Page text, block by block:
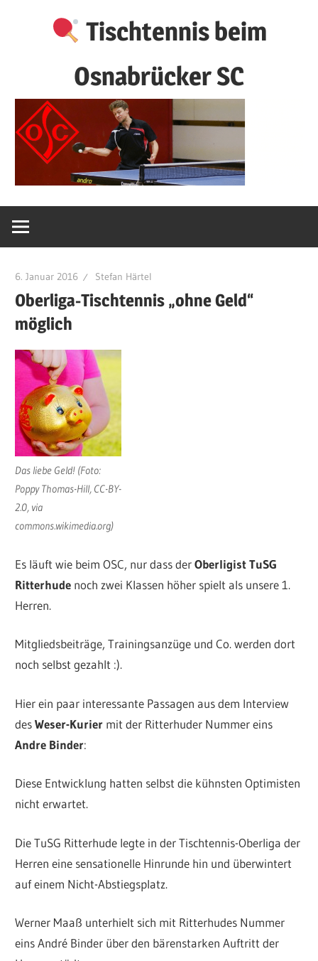
Tischtennis beim
Osnabrücker SC
6. Januar 2016 Stefan Härtel
Oberliga-Tischtennis „ohne Geld“
möglich
Das liebe Geld! (Foto:
Poppy Thomas-Hill, CC-BY-
2.0, via
commons.wikimedia.org)
Es läuft wie beim OSC, nur dass derOberligist TuSG
Ritterhude noch zwei Klassen höher spielt als unsere 1.
Herren.
Mitgliedsbeiträge, Trainingsanzüge und Co. werden dort
noch selbst gezahlt :).
Hier ein paar interessante Passagen aus dem Interview
desWeser-Kurier mit der Ritterhuder Nummer eins
Andre Binder:
Diese Entwicklung hatten selbst die kühnsten Optimisten
nicht erwartet.
Die TuSG Ritterhude legte in der Tischtennis-Oberliga der
Herren eine sensationelle Hinrunde hin und überwintert
auf einem Nicht-Abstiegsplatz.
Werner Maaß unterhielt sich mit Ritterhudes Nummer
eins André Binder über den bärenstarken Auftritt der